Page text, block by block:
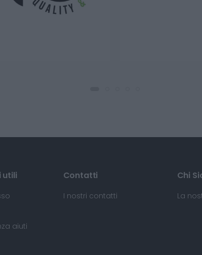
utili
aiuti
Contatti
I nostri contatti
Chi
La